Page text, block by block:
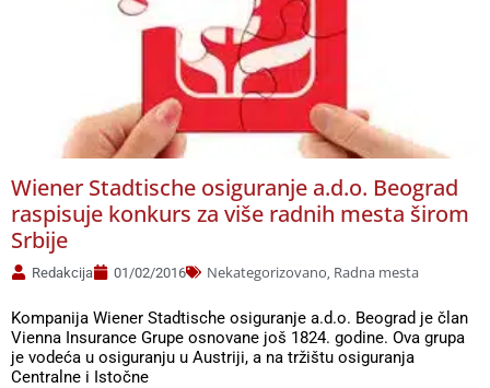
Wiener Stadtische osiguranje a.d.o. Beograd
raspisuje konkurs za više radnih mesta širom
Srbije
Redakcija 01/02/2016 Nekategorizovano Radna mesta
Kompanija Wiener Stadtische osiguranje a.d.o. Beograd je član
Vienna Insurance Grupe osnovane još 1824. godine. Ova grupa
je vodeća u osiguranju u Austriji, a na tržištu osiguranja
Centralne i Istočne